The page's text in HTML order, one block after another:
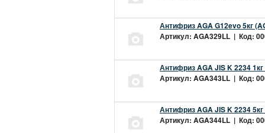
Антифриз AGA G12evo 5кг
Артикул: AGA329LL | Код:
Антифриз AGA JIS K 2234
Артикул: AGA343LL | Код:
Антифриз AGA JIS K 2234
Артикул: AGA344LL | Код: